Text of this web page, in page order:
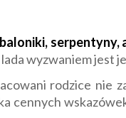
wyzwaniem jest
rodzice nie
cennych